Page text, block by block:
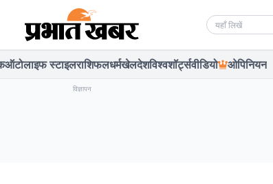
Search news
ऑटोलाइफ स्टाइलराशिफलधर्मखेलदेशविश्वशॉर्ट्सवीडियो ओपिनियन
विज्ञापन